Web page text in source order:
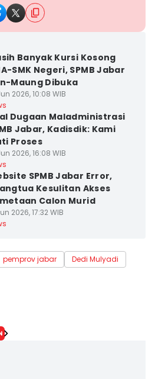
Banyak Kursi Kosong
SMK Negeri, SPMB Jabar
Maung Dibuka
2026, 10:08 WIB
Dugaan Maladministrasi
Jabar, Kadisdik: Kami
Proses
2026, 16:08 WIB
SPMB Jabar Error,
Kesulitan Akses
Calon Murid
2026, 17:32 WIB
pemprov jabar
Dedi Mulyadi